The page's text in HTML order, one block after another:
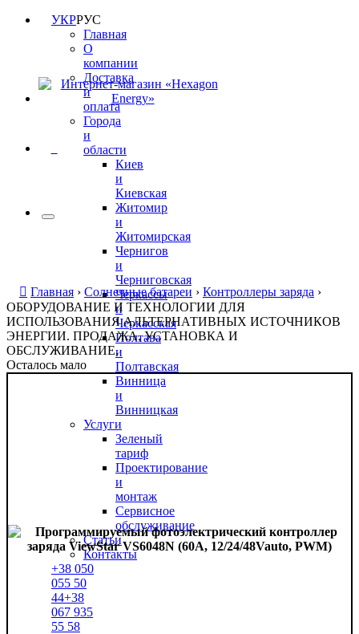
УКРРУС
Главная
О
компании
Доставка
и
оплата
Города
и
области
Киев
и
Киевская
Житомир
и
Житомирская
Чернигов
и
Черниговская
Черкассы
и
Черкасская
Полтава
и
Полтавская
Винница
и
Винницкая
Услуги
Зеленый
тариф
Проектирование
и
монтаж
Сервисное
обслуживание
Статьи
Контакты
+38 050
055 50
44+38
067 935
55 58
Главная › Солнечные батареи › Контроллеры заряда ›
ОБОРУДОВАНИЕ И ТЕХНОЛОГИИ ДЛЯ
ИСПОЛЬЗОВАНИЯ АЛЬТЕРНАТИВНЫХ ИСТОЧНИКОВ
ЭНЕРГИИ. ПРОДАЖА, УСТАНОВКА И
ОБСЛУЖИВАНИЕ.
Осталось мало